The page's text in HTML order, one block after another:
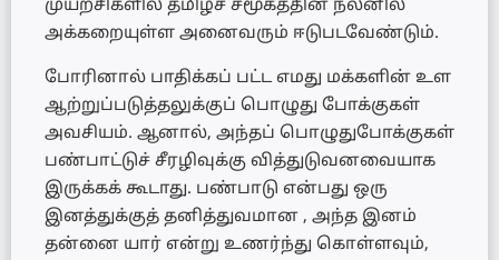
முயற்சிகளில் தமிழ்ச் சமூகத்தின் நலனில்
அக்கறையுள்ள அனைவரும் ஈடுபடவேண்டும்.
போரினால் பாதிக்கப் பட்ட எமது மக்களின் உள
ஆற்றுப்படுத்தலுக்குப் பொழுது போக்குகள்
அவசியம். ஆனால், அந்தப் பொழுதுபோக்குகள்
பண்பாட்டுச் சீரழிவுக்கு வித்துடுவனவையாக
இருக்கக் கூடாது. பண்பாடு என்பது ஒரு
இனத்துக்குத் தனித்துவமான , அந்த இனம்
தன்னை யார் என்று உணர்ந்து கொள்ளவும்,